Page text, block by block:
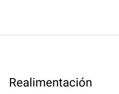
Realimentación